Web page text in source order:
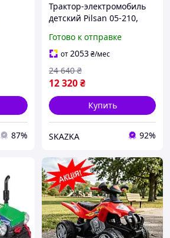
87%
Трактор-электромобиль
детский Pilsan 05-210,
аккумулятор 12V, скорость
8 км/ч, сигнал, подсветка
Готово к отправке
от2053₴/мес
12 320₴
24 640 ₴
Купить
SKAZKA 92%